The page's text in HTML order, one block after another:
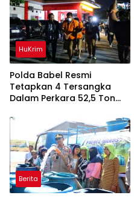
HuKrim
Polda Babel Resmi
Tetapkan 4 Tersangka
Dalam Perkara 52,5 Ton
Belitung
Berita